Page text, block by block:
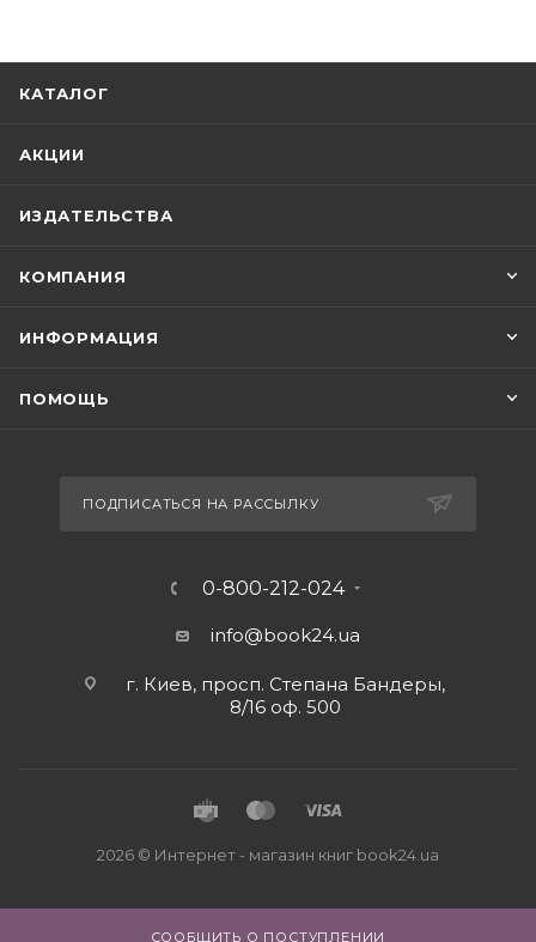
СООБЩИТЬ О ПОСТУПЛЕНИИ
КАТАЛОГ
АКЦИИ
ИЗДАТЕЛЬСТВА
КОМПАНИЯ
ИНФОРМАЦИЯ
ПОМОЩЬ
ПОДПИСАТЬСЯ НА РАССЫЛКУ
0-800-212-024
info@book24.ua
г. Киев, просп. Степана Бандеры,
8/16 оф. 500
2026 © Интернет - магазин книг book24.ua